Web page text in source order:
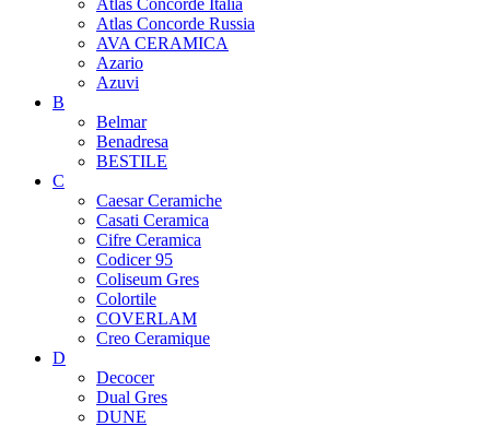
Atlas Concorde Italia
Atlas Concorde Russia
AVA CERAMICA
Azario
Azuvi
B
Belmar
Benadresa
BESTILE
C
Caesar Ceramiche
Casati Ceramica
Cifre Ceramica
Codicer 95
Coliseum Gres
Colortile
COVERLAM
Creo Ceramique
D
Decocer
Dual Gres
DUNE